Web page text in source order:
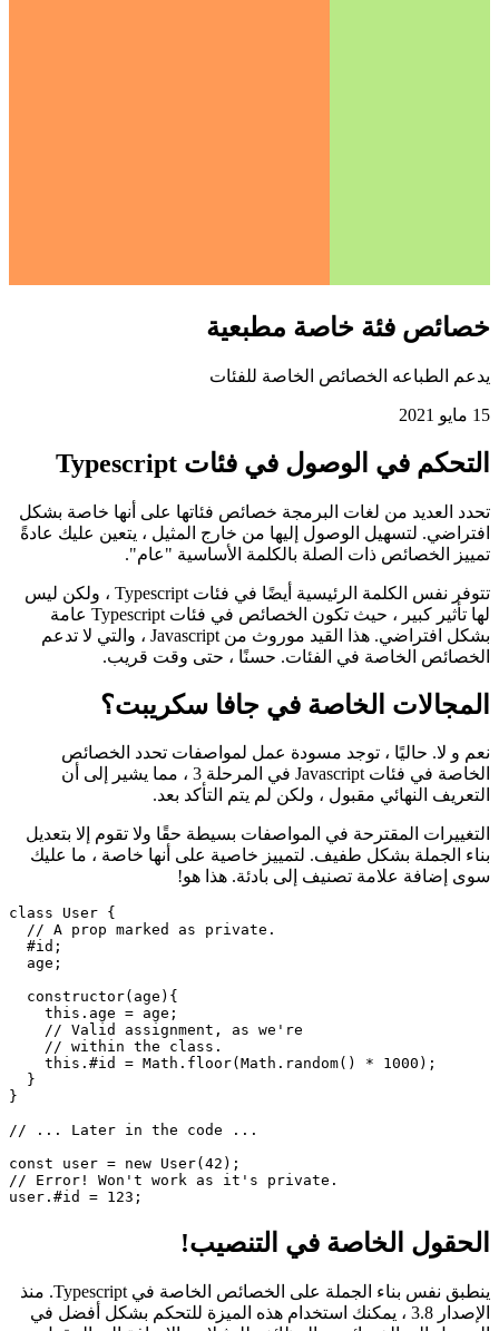
خصائص فئة خاصة مطبعية
15 مايو 2021
التحكم في الوصول في فئات Typescript
افتراضي. لتسهيل الوصول إليها من خارج المثيل ، يتعين عليك عادةً
تمييز الخصائص ذات الصلة بالكلمة الأساسية "عام".
تتوفر نفس الكلمة الرئيسية أيضًا في فئات Typescript ، ولكن ليس
بشكل افتراضي. هذا القيد موروث من Javascript ، والتي لا تدعم
الخصائص الخاصة في الفئات. حسنًا ، حتى وقت قريب.
المجالات الخاصة في جافا سكريبت؟
الخاصة في فئات Javascript في المرحلة 3 ، مما يشير إلى أن
التعريف النهائي مقبول ، ولكن لم يتم التأكد بعد.
بناء الجملة بشكل طفيف. لتمييز خاصية على أنها خاصة ، ما عليك
سوى إضافة علامة تصنيف إلى بادئة. هذا هو!
class User {
  // A prop marked as private.
  #id;
  age;
  constructor(age){
    this.age = age;
    // Valid assignment, as we're
    this.#id = Math.floor(Math.random() * 1000);
  }
}
// ... Later in the code ...
// Error! Won't work as it's private.
الحقول الخاصة في التنصيب!